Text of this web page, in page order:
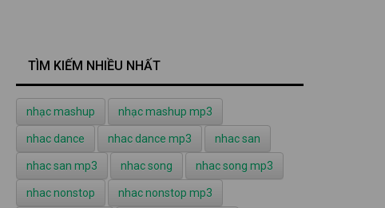
TÌM KIẾM NHIỀU NHẤT
nhạc mashup nhạc mashup mp3
nhac dance nhac dance mp3 nhac san
nhac san mp3 nhac song nhac song mp3
nhac nonstop nhac nonstop mp3